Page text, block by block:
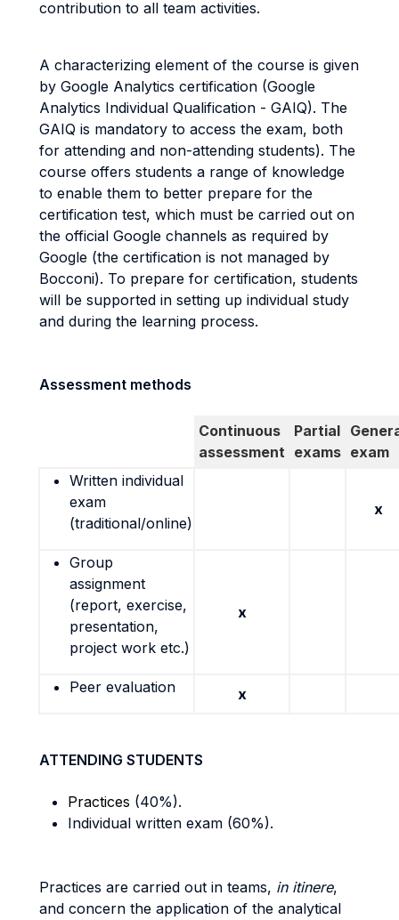
contribution to all team activities.
A characterizing element of the course is given
by Google Analytics certification (Google
Analytics Individual Qualification - GAIQ). The
GAIQ is mandatory to access the exam, both
for attending and non-attending students). The
course offers students a range of knowledge
to enable them to better prepare for the
certification test, which must be carried out on
the official Google channels as required by
Google (the certification is not managed by
Bocconi). To prepare for certification, students
will be supported in setting up individual study
and during the learning process.
Assessment methods
Continuous
assessment
Partial
exams exam
Written individual
exam
(traditional/online)
x
Group
assignment
(report, exercise,
presentation,
project work etc.)
x
Peer evaluation x
ATTENDING STUDENTS
Practices (40%).
Individual written exam (60%).
Practices are carried out in teams, in itinere,
and concern the application of the analytical